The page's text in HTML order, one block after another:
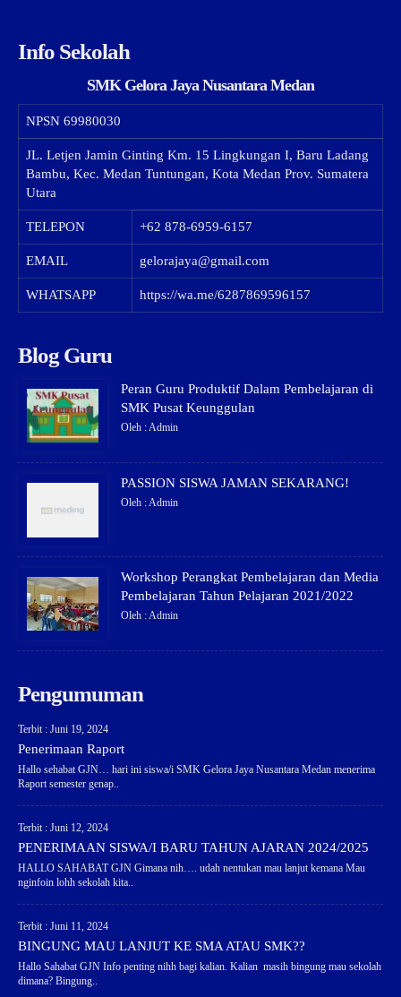
Info Sekolah
SMK Gelora Jaya Nusantara Medan
NPSN 69980030
JL. Letjen Jamin Ginting Km. 15 Lingkungan I, Baru Ladang
Bambu, Kec. Medan Tuntungan, Kota Medan Prov. Sumatera
Utara
TELEPON +62 878-6959-6157
EMAIL gelorajaya@gmail.com
WHATSAPP https://wa.me/6287869596157
Blog Guru
Peran Guru Produktif Dalam Pembelajaran di
SMK Pusat Keunggulan
Oleh : Admin
PASSION SISWA JAMAN SEKARANG!
Oleh : Admin
Workshop Perangkat Pembelajaran dan Media
Pembelajaran Tahun Pelajaran 2021/2022
Oleh : Admin
Pengumuman
Terbit : Juni 19, 2024
Penerimaan Raport
Hallo sehabat GJN… hari ini siswa/i SMK Gelora Jaya Nusantara Medan menerima
Raport semester genap..
Terbit : Juni 12, 2024
PENERIMAAN SISWA/I BARU TAHUN AJARAN 2024/2025
HALLO SAHABAT GJN Gimana nih…. udah nentukan mau lanjut kemana Mau
nginfoin lohh sekolah kita..
Terbit : Juni 11, 2024
BINGUNG MAU LANJUT KE SMA ATAU SMK??
Hallo Sahabat GJN Info penting nihh bagi kalian. Kalian masih bingung mau sekolah
dimana? Bingung..